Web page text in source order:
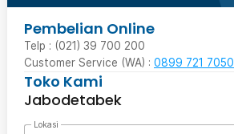
Pembelian Online
Telp : (021) 39 700 200
Customer Service (WA) : 0899 721 7050
Toko Kami
Jabodetabek
Lokasi